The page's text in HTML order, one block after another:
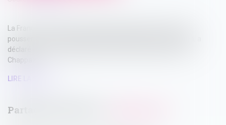
La France veut s’allier à l’Espagne, l’Irlande et la Grèce pour
pousser les réseaux sociaux à vérifier l’âge des internautes, a
déclaré la ministre déléguée chargée du Numérique Clara
Chappaz...
LIRE LA SUITE